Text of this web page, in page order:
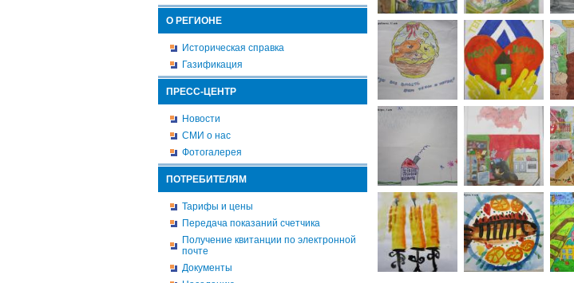
О РЕГИОНЕ
Историческая справка
Газификация
ПРЕСС-ЦЕНТР
Новости
СМИ о нас
Фотогалерея
ПОТРЕБИТЕЛЯМ
Тарифы и цены
Передача показаний счетчика
Получение квитанции по электронной
почте
Документы